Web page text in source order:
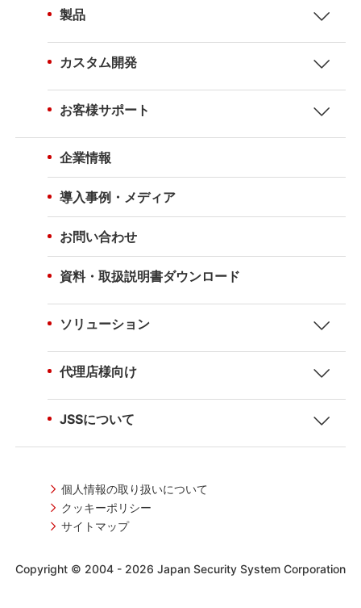
製品
カスタム開発
お客様サポート
企業情報
導入事例・メディア
お問い合わせ
資料・取扱説明書ダウンロード
ソリューション
代理店様向け
JSSについて
個人情報の取り扱いについて
クッキーポリシー
サイトマップ
Copyright © 2004 - 2026 Japan Security System Corporation